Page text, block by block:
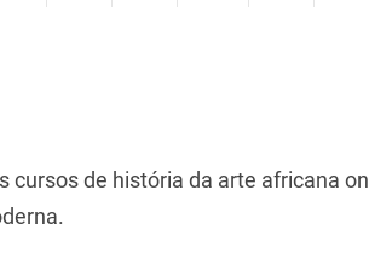
cursos de história da arte africana